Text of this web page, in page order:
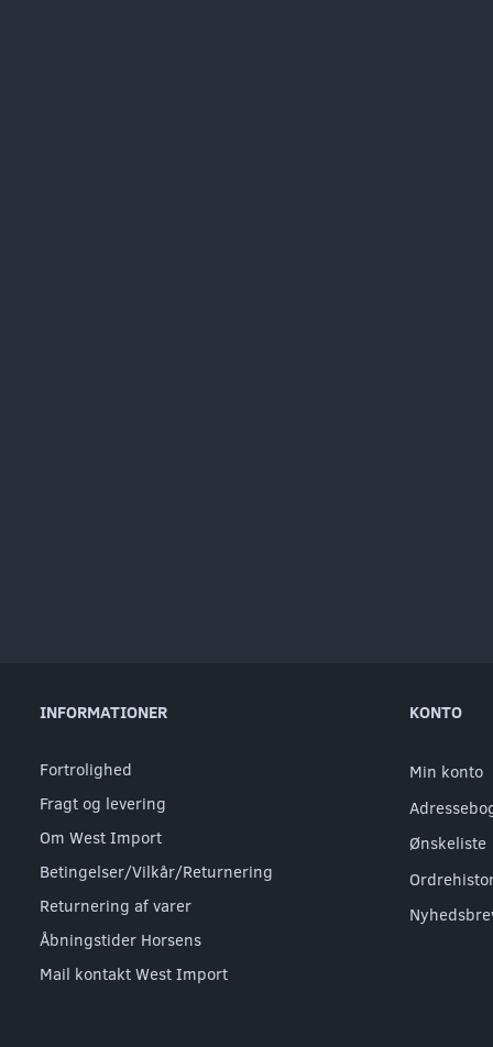
INFORMATIONER
Fortrolighed
Fragt og levering
Om West Import
Betingelser/Vilkår/Returnering
Returnering af varer
Åbningstider Horsens
Mail kontakt West Import
KONTO
Min konto
Ønskeliste